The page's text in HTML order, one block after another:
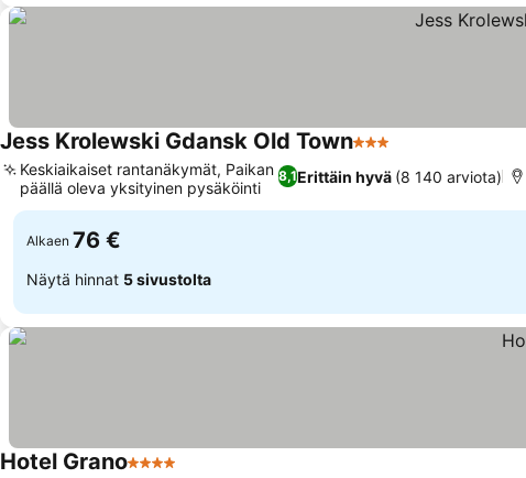
Jess Krolewski Gdansk Old Town3 Tähtiluokitus
8,1Erittäin hyvä (8 140 arviota)
Keskiaikaiset rantanäkymät, Paikan
päällä oleva yksityinen pysäköinti
Alkaen 76 €
Näytä hinnat 5 sivustolta
Hotel Grano4 Tähtiluokitus